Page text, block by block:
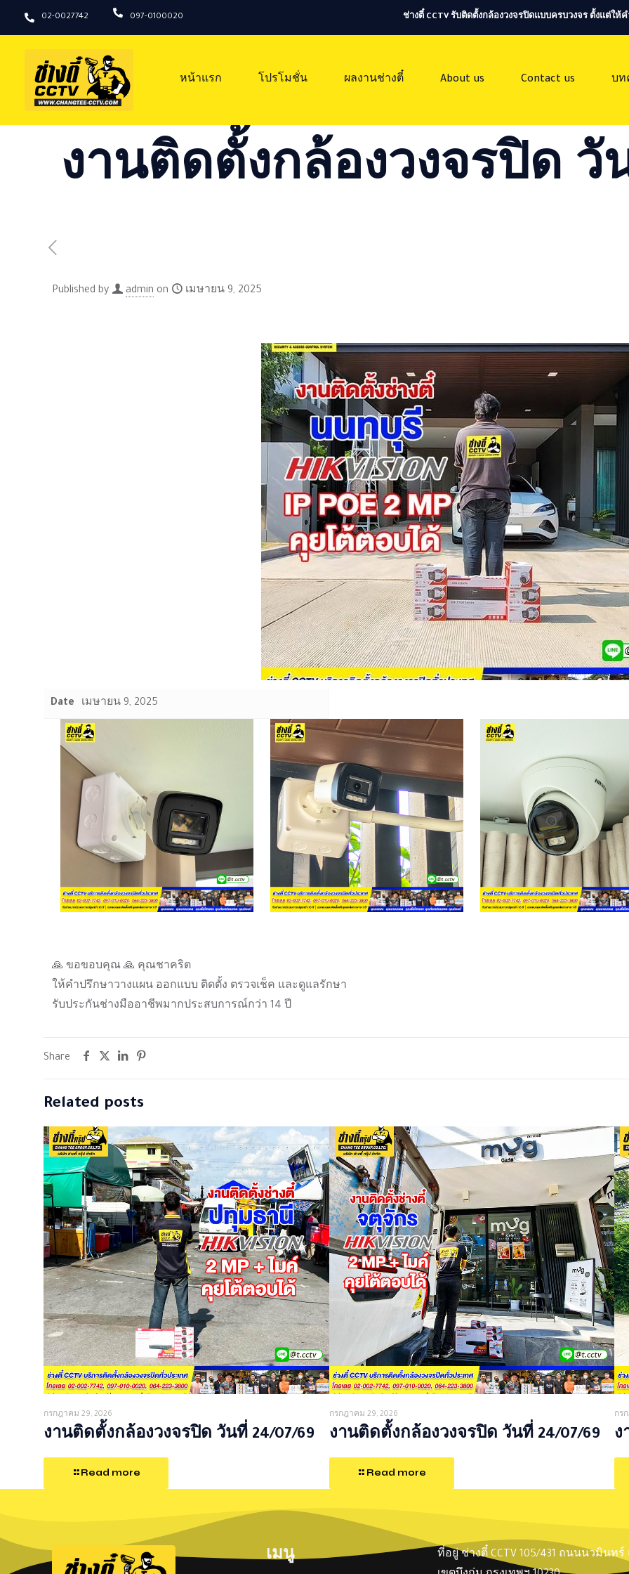
02-0027742 097-0100020 ช่างตี๋ CCTV รับติดตั้งกล้องวงจรปิดแบบครบวงจร ตั้งแต่
หน้าแรก โปรโมชั่น ผลงานช่างตี๋ About us Contact us บท
งานติดตั้งกล้องวงจรปิด วั
Published by admin on เมษายน 9, 2025
Date เมษายน 9, 2025
🙏 ขอขอบคุณ 🙏 คุณชาคริต
ให้คำปรึกษาวางแผน ออกแบบ ติดตั้ง ตรวจเช็ค และดูแลรักษา
รับประกันช่างมืออาชีพมากประสบการณ์กว่า 14 ปี
Share
Related posts
กรกฎาคม 29, 2026
งานติดตั้งกล้องวงจรปิด วันที่ 24/07/69
Read more
กรกฎาคม 29, 2026
งานติดตั้งกล้องวงจรปิด วันที่ 24/07/69
Read more
กร
ง
เมนู
ที่อยู่ ช่างตี๋ CCTV 105/431 ถนนนวมินท